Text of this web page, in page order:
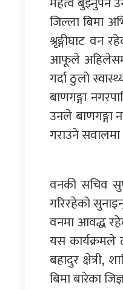
जिल्ला बिमा
श्रृङ्गीघाट वन
आफूले
गर्दा ठुलो
बाणगङ्गा
उनले बाणगङ्गा
गराउने
वनकी सचिव
गरिरहेको
वनमा आवद्ध
यस कार्यक्रमले
बहादुर
बिमा बारेका